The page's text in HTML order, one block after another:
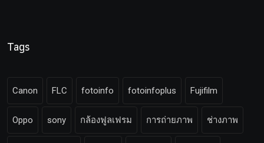
Tags
Canon FLC fotoinfo fotoinfoplus Fujifilm
Oppo sony กล้องฟูลเฟรม การถ่ายภาพ ช่างภาพ